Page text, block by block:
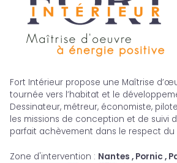
Fort Intérieur propose une Maîtrise
tournée vers l’habitat et le
Dessinateur, métreur, économiste,
les missions de conception et de suivi
parfait achèvement dans le respect du
Zone d'intervention : Nantes , Pornic ,